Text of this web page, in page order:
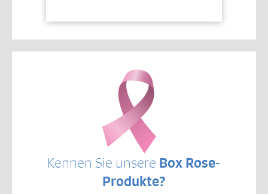
Kennen Sie unsere Box Rose-
Produkte?